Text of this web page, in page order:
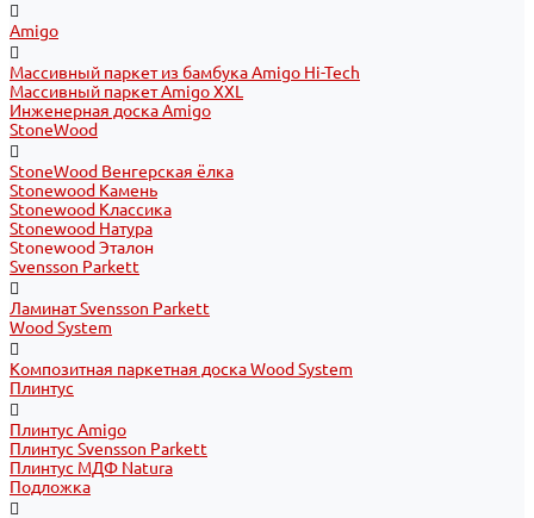
Amigo
Массивный паркет из бамбука Amigo Hi-Tech
Массивный паркет Amigo XXL
Инженерная доска Amigo
StoneWood
StoneWood Венгерская ёлка
Stonewood Камень
Stonewood Классика
Stonewood Натура
Stonewood Эталон
Svensson Parkett
Ламинат Svensson Parkett
Wood System
Композитная паркетная доска Wood System
Плинтус
Плинтус Amigo
Плинтус Svensson Parkett
Плинтус МДФ Natura
Подложка